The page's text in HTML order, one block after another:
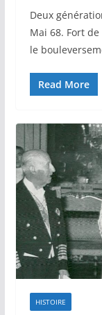
Deux
Mai 68. Fort
le
Read More
HISTOIRE